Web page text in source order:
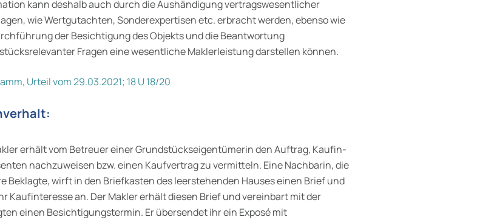
kann deshalb auch durch die Aushändigung vertragswesentlicher
wie Wertgutachten, Sonder­expertisen etc. erbracht werden, ebenso wie
der Besichtigung des Objekts und die Beantwortung
Fragen eine wesentliche Maklerleistung dar­stellen können.
Urteil vom 29.03.2021; 18 U 18/20
erhält vom Betreuer einer Grundstückseigentümerin den Auftrag, Kaufin­
nachzuweisen bzw. einen Kaufvertrag zu vermitteln. Eine Nachbarin, die
Beklagte, wirft in den Briefkasten des leerstehenden Hauses einen Brief und
Kaufin­teresse an. Der Makler erhält diesen Brief und vereinbart mit der
einen Besichti­gungstermin. Er übersendet ihr ein Exposé mit